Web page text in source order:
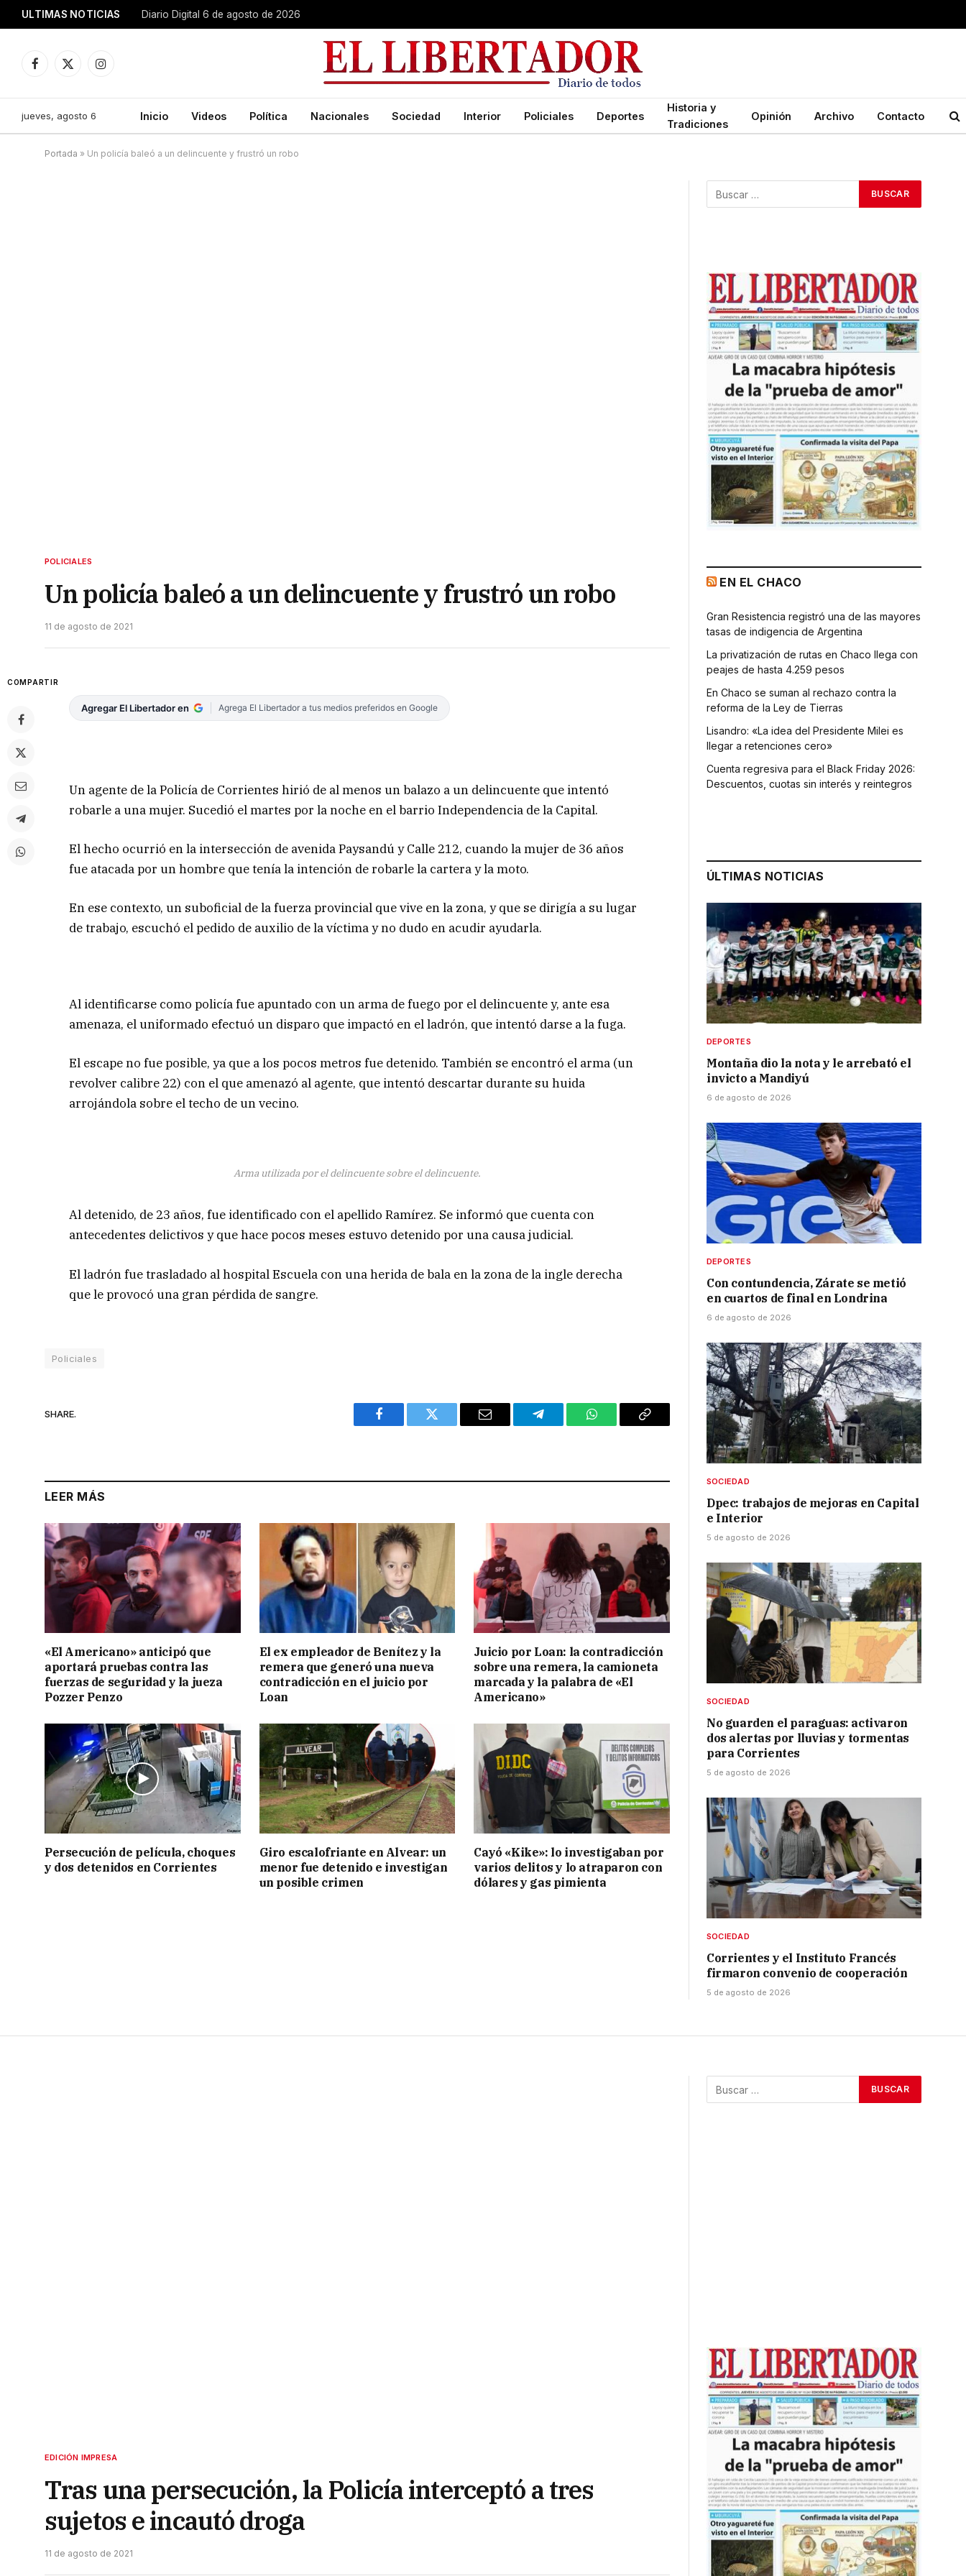
ULTIMAS NOTICIAS Diario Digital 6 de agosto de 2026
Facebook
X
Instagram
jueves, agosto 6 Inicio Videos Política Nacionales Sociedad Interior Policiales Deportes
Historia y
Tradiciones
Opinión Archivo Contacto
Portada » Un policía baleó a un delincuente y frustró un robo
POLICIALES
Un policía baleó a un delincuente y frustró un robo
11 de agosto de 2021
COMPARTIR
Agregar El Libertador en Agrega El Libertador a tus medios preferidos en Google
Un agente de la Policía de Corrientes hirió de al menos un balazo a un delincuente que intentó
robarle a una mujer. Sucedió el martes por la noche en el barrio Independencia de la Capital.
El hecho ocurrió en la intersección de avenida Paysandú y Calle 212, cuando la mujer de 36 años
fue atacada por un hombre que tenía la intención de robarle la cartera y la moto.
En ese contexto, un suboficial de la fuerza provincial que vive en la zona, y que se dirigía a su lugar
de trabajo, escuchó el pedido de auxilio de la víctima y no dudo en acudir ayudarla.
Al identificarse como policía fue apuntado con un arma de fuego por el delincuente y, ante esa
amenaza, el uniformado efectuó un disparo que impactó en el ladrón, que intentó darse a la fuga.
El escape no fue posible, ya que a los pocos metros fue detenido. También se encontró el arma (un
revolver calibre 22) con el que amenazó al agente, que intentó descartar durante su huida
arrojándola sobre el techo de un vecino.
Arma utilizada por el delincuente sobre el delincuente.
Al detenido, de 23 años, fue identificado con el apellido Ramírez. Se informó que cuenta con
antecedentes delictivos y que hace pocos meses estuvo detenido por una causa judicial.
El ladrón fue trasladado al hospital Escuela con una herida de bala en la zona de la ingle derecha
que le provocó una gran pérdida de sangre.
Policiales
SHARE.
Facebook Twitter Email Telegram WhatsAppCopy
LEER MÁS
«El Americano» anticipó que
aportará pruebas contra las
fuerzas de seguridad y la jueza
Pozzer Penzo
El ex empleador de Benítez y la
remera que generó una nueva
contradicción en el juicio por
Loan
Juicio por Loan: la contradicción
sobre una remera, la camioneta
marcada y la palabra de «El
Americano»
Persecución de película, choques
y dos detenidos en Corrientes
Giro escalofriante en Alvear: un
menor fue detenido e investigan
un posible crimen
Cayó «Kike»: lo investigaban por
varios delitos y lo atraparon con
dólares y gas pimienta
EN EL CHACO
Gran Resistencia registró una de las mayores
tasas de indigencia de Argentina
La privatización de rutas en Chaco llega con
peajes de hasta 4.259 pesos
En Chaco se suman al rechazo contra la
reforma de la Ley de Tierras
Lisandro: «La idea del Presidente Milei es
llegar a retenciones cero»
Cuenta regresiva para el Black Friday 2026:
Descuentos, cuotas sin interés y reintegros
ÚLTIMAS NOTICIAS
DEPORTES
Montaña dio la nota y le arrebató el
invicto a Mandiyú
6 de agosto de 2026
DEPORTES
Con contundencia, Zárate se metió
en cuartos de final en Londrina
6 de agosto de 2026
SOCIEDAD
Dpec: trabajos de mejoras en Capital
e Interior
5 de agosto de 2026
SOCIEDAD
No guarden el paraguas: activaron
dos alertas por lluvias y tormentas
para Corrientes
5 de agosto de 2026
SOCIEDAD
Corrientes y el Instituto Francés
firmaron convenio de cooperación
5 de agosto de 2026
EDICIÓN IMPRESA
Tras una persecución, la Policía interceptó a tres
sujetos e incautó droga
11 de agosto de 2021